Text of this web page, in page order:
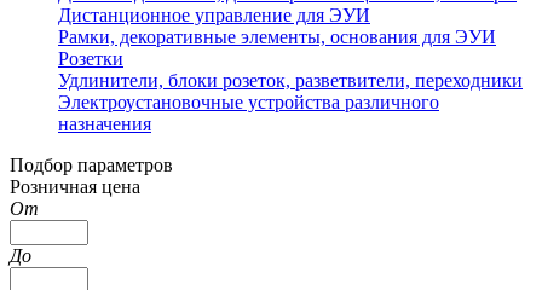
Дистанционное управление для ЭУИ
Рамки, декоративные элементы, основания для ЭУИ
Розетки
Удлинители, блоки розеток, разветвители, переходники
Электроустановочные устройства различного
назначения
Подбор параметров
Розничная цена
От
До